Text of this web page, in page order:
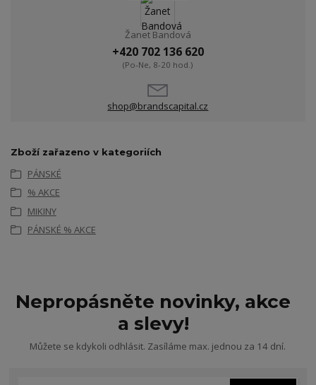
Žanet Bandová
+420 702 136 620
(Po-Ne, 8-20 hod.)
shop@brandscapital.cz
Zboží zařazeno v kategoriích
PÁNSKÉ
% AKCE
MIKINY
PÁNSKÉ % AKCE
Nepropásněte novinky, akce
a slevy!
Můžete se kdykoli odhlásit. Zasíláme max. jednou za 14 dní.